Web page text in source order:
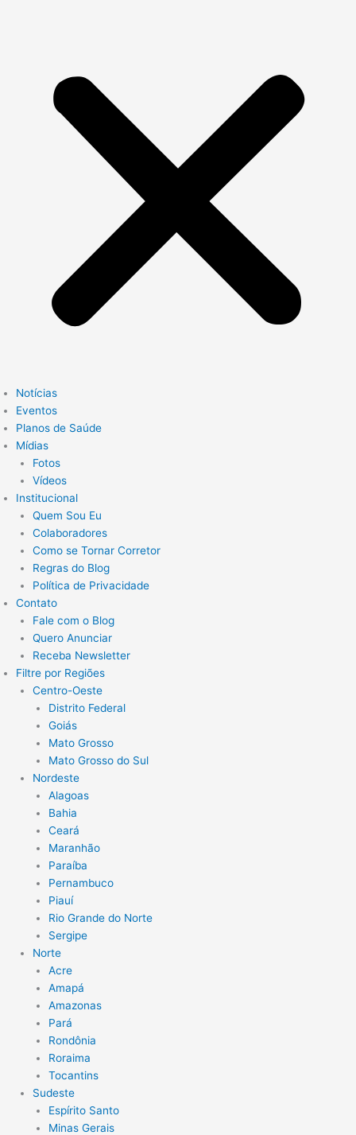
Notícias
Eventos
Planos de Saúde
Mídias
Fotos
Vídeos
Institucional
Quem Sou Eu
Colaboradores
Como se Tornar Corretor
Regras do Blog
Política de Privacidade
Contato
Fale com o Blog
Quero Anunciar
Receba Newsletter
Filtre por Regiões
Centro-Oeste
Distrito Federal
Goiás
Mato Grosso
Mato Grosso do Sul
Nordeste
Alagoas
Bahia
Ceará
Maranhão
Paraíba
Pernambuco
Piauí
Rio Grande do Norte
Sergipe
Norte
Acre
Amapá
Amazonas
Pará
Rondônia
Roraima
Tocantins
Sudeste
Espírito Santo
Minas Gerais